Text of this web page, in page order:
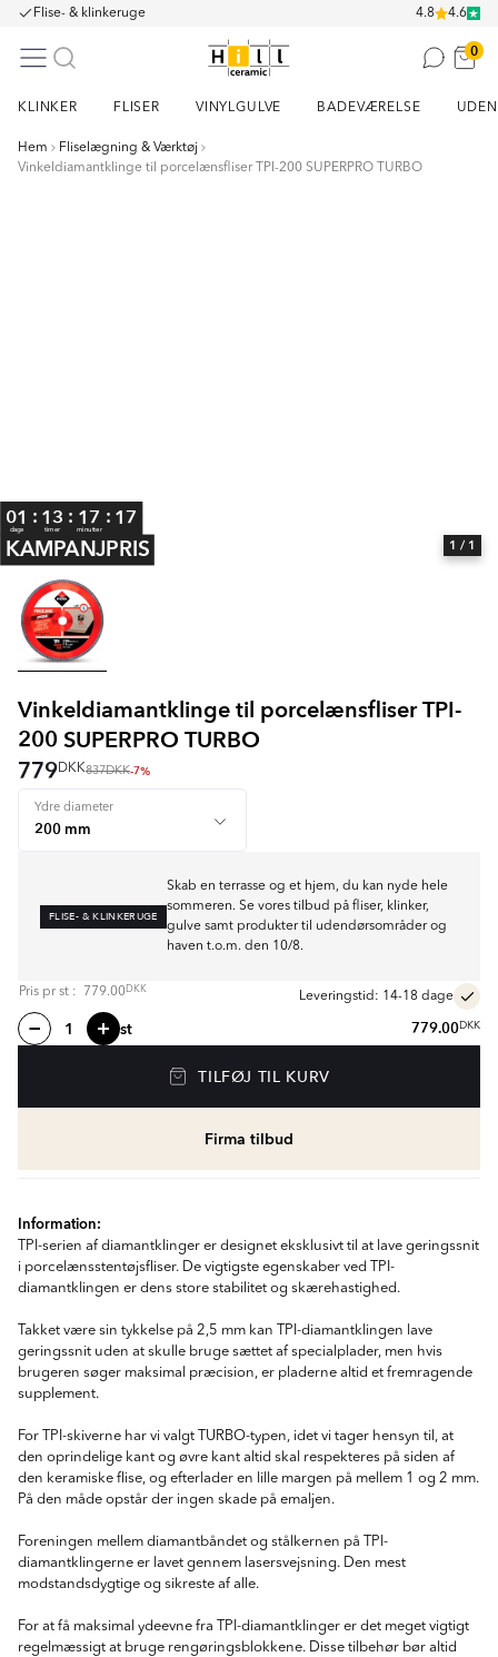
Flise- & klinkeruge 4.8 4.6
0
KLINKER FLISER VINYLGULVE BADEVÆRELSE
Hem
Fliselægning & Værktøj
Vinkeldiamantklinge til porcelænsfliser TPI-200 SUPERPRO TURBO
01
dage
: 13
timer
: 17
minutter
: 17
KAMPANJPRIS 1 / 1
Vinkeldiamantklinge til porcelænsfliser TPI-
200 SUPERPRO TURBO
779DKK837DKK-7%
Ydre diameter
FLISE- & KLINKERUGE
Skab en terrasse og et hjem, du kan nyde hele
sommeren. Se vores tilbud på fliser, klinker,
gulve samt produkter til udendørsområder og
haven t.o.m. den 10/8.
Pris pr st : 779.00DKK
Leveringstid: 14-18 dage
st 779.00DKK
TILFØJ TIL KURV
Firma tilbud
Information:
TPI-serien af diamantklinger er designet eksklusivt til at lave geringssnit
i porcelænsstentøjsfliser. De vigtigste egenskaber ved TPI-
diamantklingen er dens store stabilitet og skærehastighed.
Takket være sin tykkelse på 2,5 mm kan TPI-diamantklingen lave
geringssnit uden at skulle bruge sættet af specialplader, men hvis
brugeren søger maksimal præcision, er pladerne altid et fremragende
supplement.
For TPI-skiverne har vi valgt TURBO-typen, idet vi tager hensyn til, at
den oprindelige kant og øvre kant altid skal respekteres på siden af
den keramiske flise, og efterlader en lille margen på mellem 1 og 2 mm.
På den måde opstår der ingen skade på emaljen.
Foreningen mellem diamantbåndet og stålkernen på TPI-
diamantklingerne er lavet gennem lasersvejsning. Den mest
modstandsdygtige og sikreste af alle.
For at få maksimal ydeevne fra TPI-diamantklinger er det meget vigtigt
regelmæssigt at bruge rengøringsblokkene. Disse tilbehør bør altid